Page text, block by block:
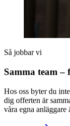
Så jobbar vi
Samma team
Hos oss byter du
dig offerten är
våra egna anläggare